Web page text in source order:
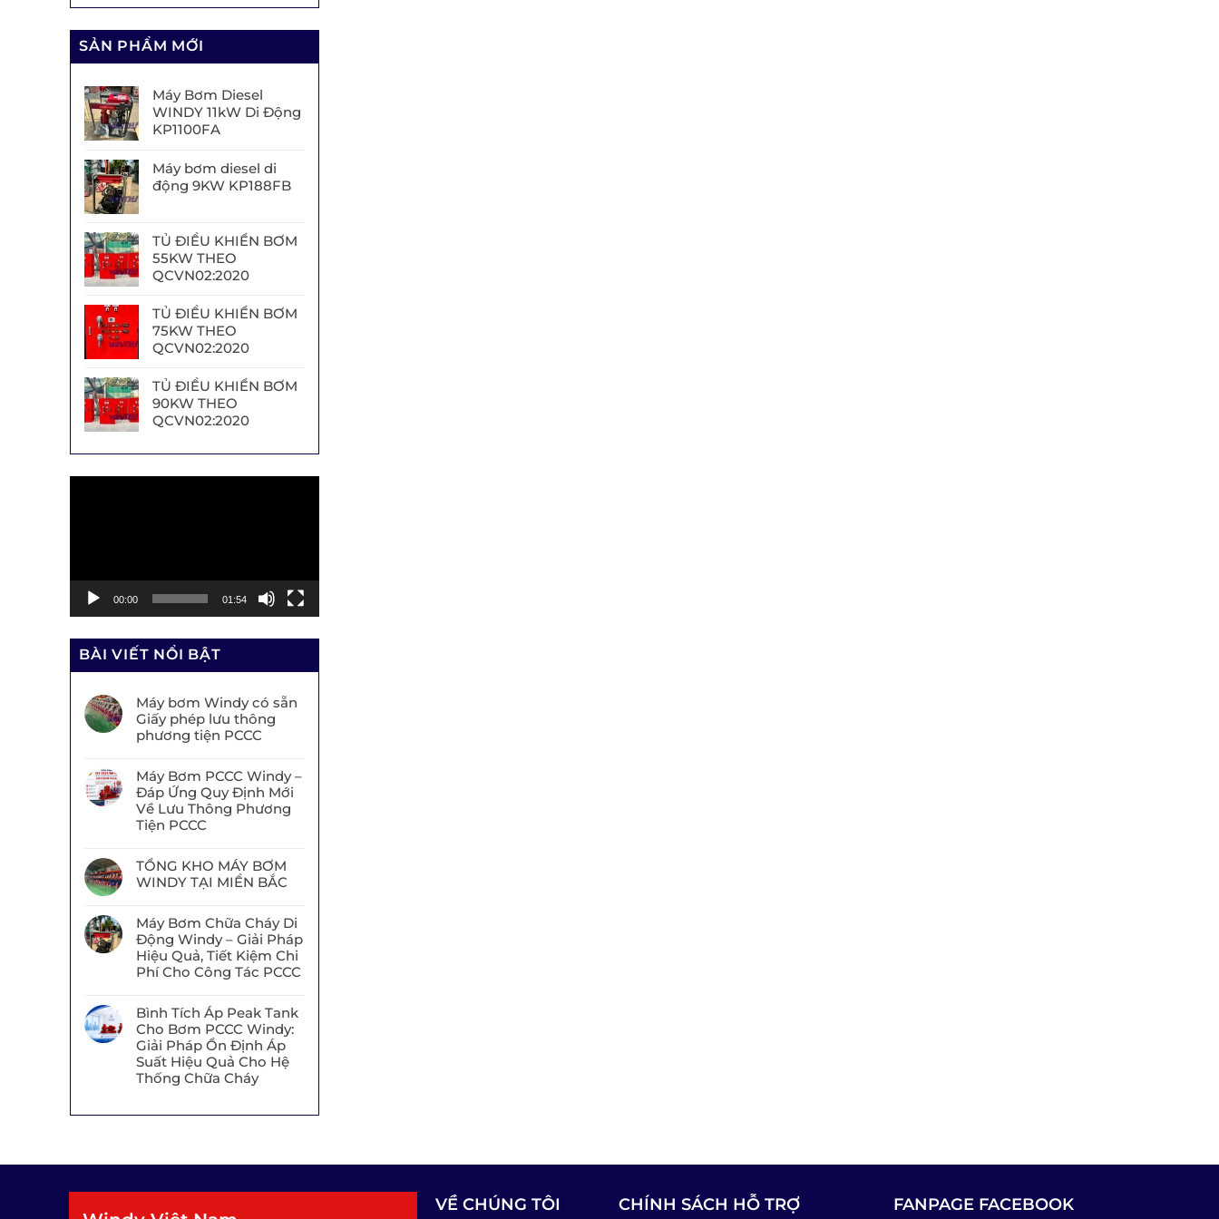
SẢN PHẨM MỚI
Máy Bơm Diesel
WINDY 11kW Di Động
KP1100FA
Máy bơm diesel di
động 9KW KP188FB
TỦ ĐIỀU KHIỂN BƠM
55KW THEO
QCVN02:2020
TỦ ĐIỀU KHIỂN BƠM
75KW THEO
QCVN02:2020
TỦ ĐIỀU KHIỂN BƠM
90KW THEO
QCVN02:2020
00:00 01:54
BÀI VIẾT NỔI BẬT
Máy bơm Windy có sẵn
Giấy phép lưu thông
phương tiện PCCC
Máy Bơm PCCC Windy –
Đáp Ứng Quy Định Mới
Về Lưu Thông Phương
Tiện PCCC
TỔNG KHO MÁY BƠM
WINDY TẠI MIỀN BẮC
Máy Bơm Chữa Cháy Di
Động Windy – Giải Pháp
Hiệu Quả, Tiết Kiệm Chi
Phí Cho Công Tác PCCC
Bình Tích Áp Peak Tank
Cho Bơm PCCC Windy:
Giải Pháp Ổn Định Áp
Suất Hiệu Quả Cho Hệ
Thống Chữa Cháy
VỀ CHÚNG TÔI CHÍNH SÁCH HỖ TRỢ FANPAGE FACEBOOK